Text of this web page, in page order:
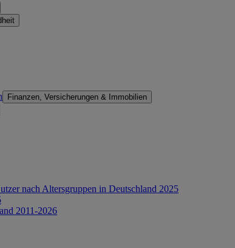
Finanzen, Versicherungen & Immobilien
nach Altersgruppen in Deutschland 2025
2011-2026